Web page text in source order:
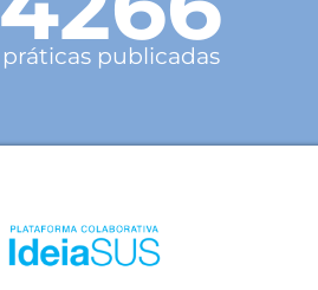
práticas publicadas